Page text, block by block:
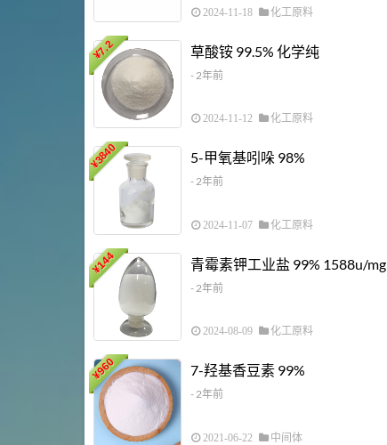
2024-11-18 化工原料
¥
7.2 草酸铵 99.5% 化学纯
- 2年前
2024-11-12 化工原料
¥
3840 5-甲氧基吲哚 98%
- 2年前
2024-11-07 化工原料
¥
144 青霉素钾工业盐 99% 1588u/mg
- 2年前
2024-08-09 化工原料
¥
960 7-羟基香豆素 99%
- 2年前
2021-06-22 中间体